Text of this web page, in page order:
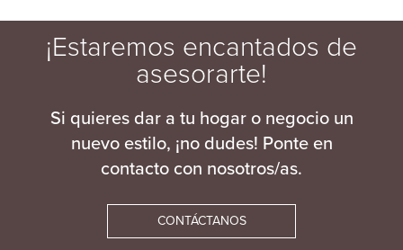
¡Estaremos encantados de
asesorarte!
Si quieres dar a tu hogar o negocio un
nuevo estilo, ¡no dudes! Ponte en
contacto con nosotros/as.
CONTÁCTANOS